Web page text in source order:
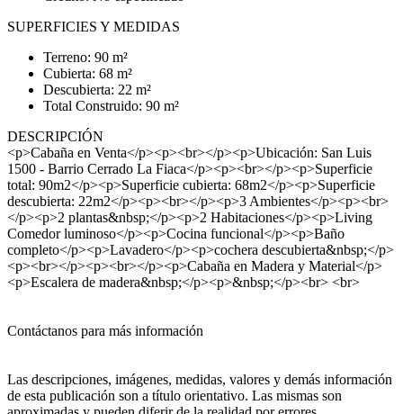
SUPERFICIES Y MEDIDAS
Terreno: 90 m²
Cubierta: 68 m²
Descubierta: 22 m²
Total Construido: 90 m²
DESCRIPCIÓN
<p>Cabaña en Venta</p><p><br></p><p>Ubicación: San Luis
1500 - Barrio Cerrado La Fiaca</p><p><br></p><p>Superficie
total: 90m2</p><p>Superficie cubierta: 68m2</p><p>Superficie
descubierta: 22m2</p><p><br></p><p>3 Ambientes</p><p><br>
</p><p>2 plantas&nbsp;</p><p>2 Habitaciones</p><p>Living
Comedor luminoso</p><p>Cocina funcional</p><p>Baño
completo</p><p>Lavadero</p><p>cochera descubierta&nbsp;</p>
<p><br></p><p><br></p><p>Cabaña en Madera y Material</p>
<p>Escalera de madera&nbsp;</p><p>&nbsp;</p><br> <br>
Contáctanos para más información
Las descripciones, imágenes, medidas, valores y demás información
de esta publicación son a título orientativo. Las mismas son